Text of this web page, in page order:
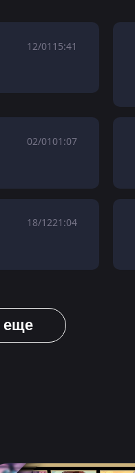
12/01 15:41
02/0101:07
18/1221:04
еще